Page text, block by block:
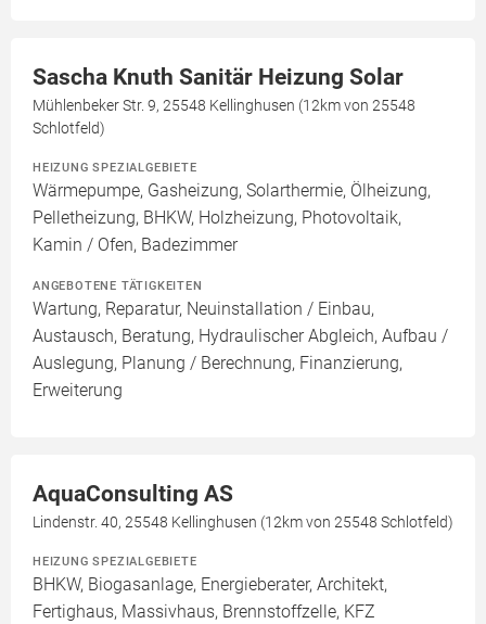
Sascha Knuth Sanitär Heizung Solar
Mühlenbeker Str. 9, 25548 Kellinghusen (12km von 25548
Schlotfeld)
HEIZUNG SPEZIALGEBIETE
Wärmepumpe, Gasheizung, Solarthermie, Ölheizung,
Pelletheizung, BHKW, Holzheizung, Photovoltaik,
Kamin / Ofen, Badezimmer
ANGEBOTENE TÄTIGKEITEN
Wartung, Reparatur, Neuinstallation / Einbau,
Austausch, Beratung, Hydraulischer Abgleich, Aufbau /
Auslegung, Planung / Berechnung, Finanzierung,
Erweiterung
AquaConsulting AS
Lindenstr. 40, 25548 Kellinghusen (12km von 25548 Schlotfeld)
HEIZUNG SPEZIALGEBIETE
BHKW, Biogasanlage, Energieberater, Architekt,
Fertighaus, Massivhaus, Brennstoffzelle, KFZ